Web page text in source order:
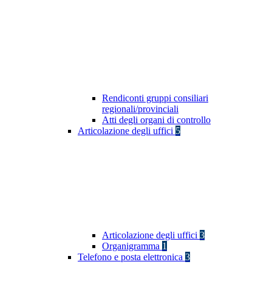
Rendiconti gruppi consiliari
regionali/provinciali
Atti degli organi di controllo
Articolazione degli uffici 5
Articolazione degli uffici 3
Organigramma 1
Telefono e posta elettronica 3